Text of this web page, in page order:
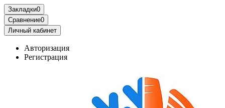
Закладки0
Сравнение0
Личный кабинет
Авторизация
Регистрация